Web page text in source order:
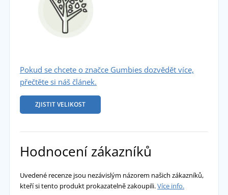
Pokud se chcete o značce Gumbies dozvědět více,
přečtěte si náš článek.
ZJISTIT VELIKOST
Hodnocení zákazníků
Uvedené recenze jsou nezávislým názorem našich zákazníků,
kteří si tento produkt prokazatelně zakoupili.Více info.